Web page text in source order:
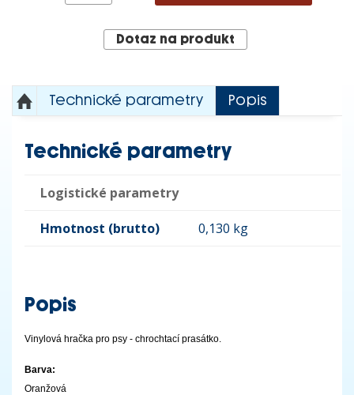
Dotaz na produkt
Technické parametry Popis
Technické parametry
Logistické parametry
Hmotnost (brutto) 0,130 kg
Popis
Vinylová hračka pro psy - chrochtací prasátko.
Barva:
Oranžová